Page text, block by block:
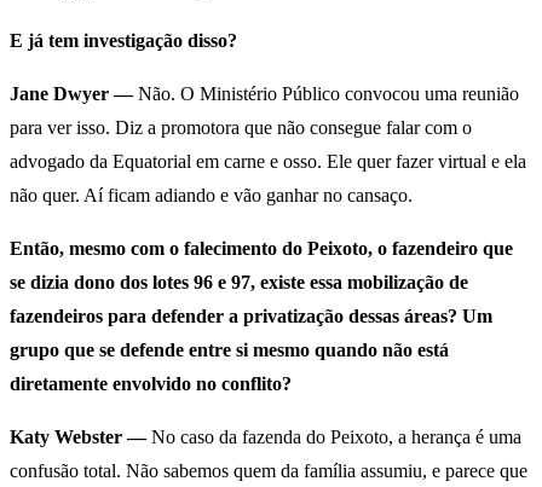
E já tem investigação disso?
Jane Dwyer —Não. O Ministério Público convocou uma reunião
para ver isso. Diz a promotora que não consegue falar com o
advogado da Equatorial em carne e osso. Ele quer fazer virtual e ela
não quer. Aí ficam adiando e vão ganhar no cansaço.
Então, mesmo com o falecimento do Peixoto, o fazendeiro que
se dizia dono dos lotes 96 e 97, existe essa mobilização de
fazendeiros para defender a privatização dessas áreas? Um
grupo que se defende entre si mesmo quando não está
diretamente envolvido no conflito?
Katy Webster —No caso da fazenda do Peixoto, a herança é uma
confusão total. Não sabemos quem da família assumiu, e parece que